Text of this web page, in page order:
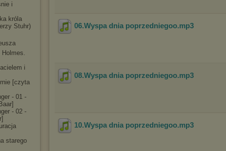
i
króla
Stuhr)
Holmes.
i
[czyta
- 01 -
- 02 -
starego
06.Wyspa dnia poprzedniegoo.mp3
08.Wyspa dnia poprzedniegoo.mp3
10.Wyspa dnia poprzedniegoo.mp3